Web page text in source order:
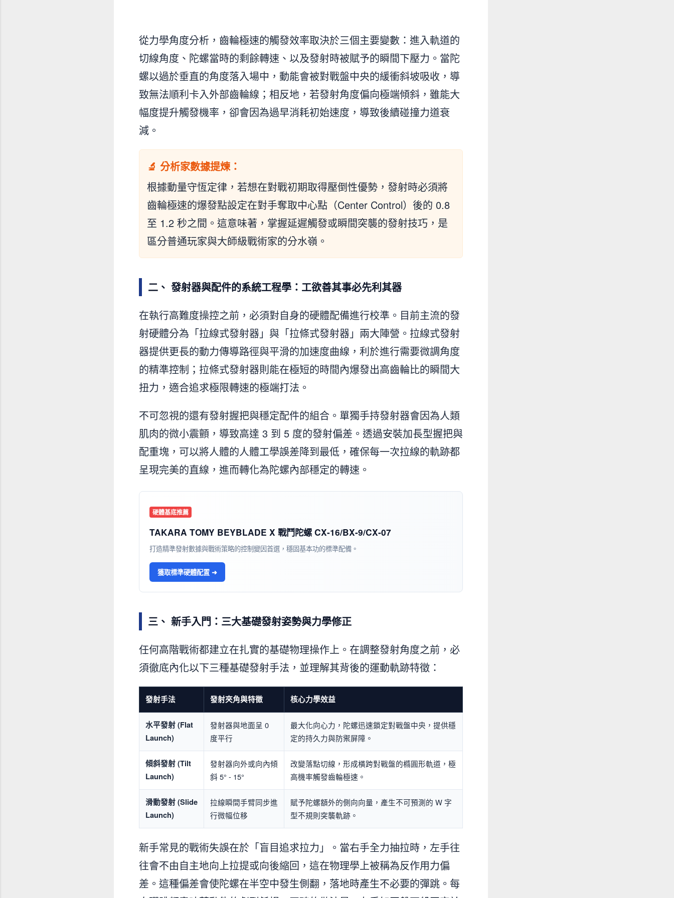
從力學角度分析，齒輪極速的觸發效率取決於三個主要變數：進入軌道的
切線角度、陀螺當時的剩餘轉速、以及發射時被賦予的瞬間下壓力。當陀
螺以過於垂直的角度落入場中，動能會被對戰盤中央的緩衝斜坡吸收，導
致無法順利卡入外部齒輪線；相反地，若發射角度偏向極端傾斜，雖能大
幅度提升觸發機率，卻會因為過早消耗初始速度，導致後續碰撞力道衰
減。
🔬 分析家數據提煉：
根據動量守恆定律，若想在對戰初期取得壓倒性優勢，發射時必須將
齒輪極速的爆發點設定在對手奪取中心點（Center Control）後的 0.8
至 1.2 秒之間。這意味著，掌握延遲觸發或瞬間突襲的發射技巧，是
區分普通玩家與大師級戰術家的分水嶺。
二、 發射器與配件的系統工程學：工欲善其事必先利其器
在執行高難度操控之前，必須對自身的硬體配備進行校準。目前主流的發
射硬體分為「拉線式發射器」與「拉條式發射器」兩大陣營。拉線式發射
器提供更長的動力傳導路徑與平滑的加速度曲線，利於進行需要微調角度
的精準控制；拉條式發射器則能在極短的時間內爆發出高齒輪比的瞬間大
扭力，適合追求極限轉速的極端打法。
不可忽視的還有發射握把與穩定配件的組合。單獨手持發射器會因為人類
肌肉的微小震顫，導致高達 3 到 5 度的發射偏差。透過安裝加長型握把與
配重塊，可以將人體的人體工學誤差降到最低，確保每一次拉線的軌跡都
呈現完美的直線，進而轉化為陀螺內部穩定的轉速。
硬體基底推薦
TAKARA TOMY BEYBLADE X 戰鬥陀螺 CX-16/BX-9/CX-07
打造精準發射數據與戰術策略的控制變因首選，穩固基本功的標準配備。
獲取標準硬體配置 ➜
三、 新手入門：三大基礎發射姿勢與力學修正
任何高階戰術都建立在扎實的基礎物理操作上。在調整發射角度之前，必
須徹底內化以下三種基礎發射手法，並理解其背後的運動軌跡特徵：
發射手法 發射夾角與特徵 核心力學效益
水平發射 (Flat
Launch)
發射器與地面呈 0
度平行
最大化向心力，陀螺迅速鎖定對戰盤中央，提供穩
定的持久力與防禦屏障。
傾斜發射 (Tilt
Launch)
發射器向外或向內傾
斜 5° - 15°
改變落點切線，形成橫跨對戰盤的橢圓形軌道，極
高機率觸發齒輪極速。
滑動發射 (Slide
Launch)
拉線瞬間手臂同步進
行微幅位移
賦予陀螺額外的側向向量，產生不可預測的 W 字
型不規則突襲軌跡。
新手常見的戰術失誤在於「盲目追求拉力」。當右手全力抽拉時，左手往
往會不由自主地向上拉提或向後縮回，這在物理學上被稱為反作用力偏
差。這種偏差會使陀螺在半空中發生側翻，落地時產生不必要的彈跳。每